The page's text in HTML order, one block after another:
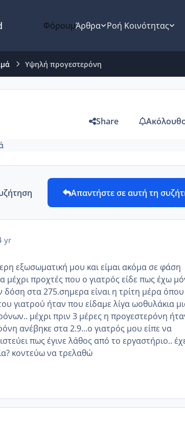
ΦόρουμΆρθρα Ροή Κοινότητας
Υψηλή προγεστερόνη
Share
Απαντήστε σε αυτή τη
yr
εξωσωματική μου και είμαι ακόμα σε φάση
μέχρι προχτές που ο γιατρός είδε πως έχω
στα 275.σημερα είναι η τρίτη μέρα όπου
γιατρού ήταν που είδαμε λίγα ωοθυλάκια
μέχρι πριν 3 μέρες η προγεστερόνη
ανέβηκε στα 2.9...ο γιατρός μου είπε να
πως έγινε λάθος από το εργαστήριο..
κοντεύω να τρελαθώ